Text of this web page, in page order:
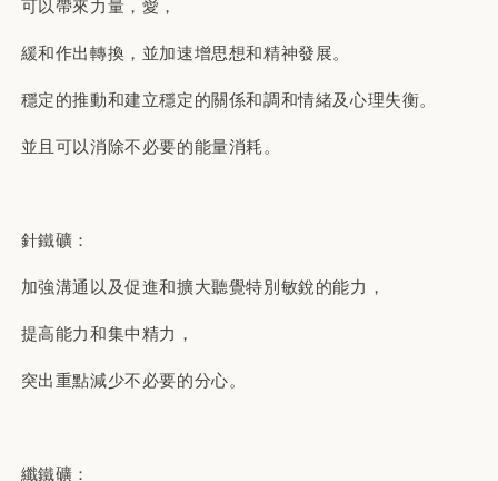
可以帶來力量，愛，
緩和作出轉換，並加速增思想和精神發展。
穩定的推動和建立穩定的關係和調和情緒及心理失衡。
並且可以消除不必要的能量消耗。
針鐵礦：
加強溝通以及促進和擴大聽覺特別敏銳的能力，
提高能力和集中精力，
突出重點減少不必要的分心。
纖鐵礦：